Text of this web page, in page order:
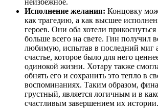
Исполнение желания: Концовку
как трагедию, а как высшее
героев. Они оба хотели прикоснуться
больше всего на свете. Гин получил
любимую, испытав в последний миг
счастье, которое было для него
одинокой жизни. Хотару также
обнять его и сохранить это тепло в
воспоминаниях. Таким образом,
грустный, является логичным и в
счастливым завершением их истории.